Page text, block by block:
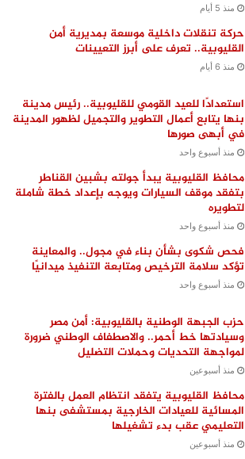
منذ 5 أيام
حركة تنقلات داخلية موسعة بمديرية أمن
القليوبية.. تعرف على أبرز التعيينات
منذ 6 أيام
استعدادًا للعيد القومي للقليوبية.. رئيس مدينة
بنها يتابع أعمال التطوير والتجميل لظهور المدينة
في أبهى صورها
منذ أسبوع واحد
محافظ القليوبية يبدأ جولته بشبين القناطر
بتفقد موقف السيارات ويوجه بإعداد خطة شاملة
لتطويره
منذ أسبوع واحد
فحص شكوى بشأن بناء في مجول.. والمعاينة
تؤكد سلامة الترخيص ومتابعة التنفيذ ميدانيًا
منذ أسبوع واحد
حزب الجبهة الوطنية بالقليوبية: أمن مصر
وسيادتها خط أحمر.. والاصطفاف الوطني ضرورة
لمواجهة التحديات وحملات التضليل
منذ أسبوعين
محافظ القليوبية يتفقد انتظام العمل بالفترة
المسائية للعيادات الخارجية بمستشفى بنها
التعليمي عقب بدء تشغيلها
منذ أسبوعين